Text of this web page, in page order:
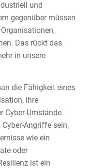
und
gegenüber müssen
Das rückt das
in unsere
die Fähigkeit eines
ihre
Cyber-Umstände
Angriffe sein,
wie ein
oder
ist ein